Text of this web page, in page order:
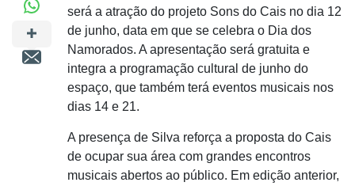
será a atração do projeto Sons do Cais no dia 12
de junho, data em que se celebra o Dia dos
Namorados. A apresentação será gratuita e
integra a programação cultural de junho do
espaço, que também terá eventos musicais nos
dias 14 e 21.
A presença de Silva reforça a proposta do Cais
de ocupar sua área com grandes encontros
musicais abertos ao público. Em edição anterior,